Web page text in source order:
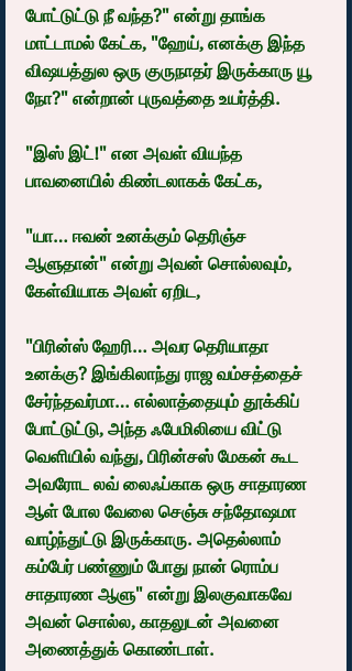
போட்டுட்டு நீ வந்த?" என்று தாங்க
மாட்டாமல் கேட்க, "ஹேய், எனக்கு இந்த
விஷயத்துல ஒரு குருநாதர் இருக்காரு யூ
நோ?" என்றான் புருவத்தை உயர்த்தி.
"இஸ் இட்!" என அவள் வியந்த
பாவனையில் கிண்டலாகக் கேட்க,
"யா… ஈவன் உனக்கும் தெரிஞ்ச
ஆளுதான்" என்று அவன் சொல்லவும்,
கேள்வியாக அவள் ஏறிட,
"பிரின்ஸ் ஹேரி… அவர தெரியாதா
உனக்கு? இங்கிலாந்து ராஜ வம்சத்தைச்
சேர்ந்தவர்மா… எல்லாத்தையும் தூக்கிப்
போட்டுட்டு, அந்த ஃபேமிலியை விட்டு
வெளியில் வந்து, பிரின்சஸ் மேகன் கூட
அவரோட லவ் லைஃப்காக ஒரு சாதாரண
ஆள் போல வேலை செஞ்சு சந்தோஷமா
வாழ்ந்துட்டு இருக்காரு. அதெல்லாம்
கம்பேர் பண்ணும் போது நான் ரொம்ப
சாதாரண ஆளு" என்று இலகுவாகவே
அவன் சொல்ல, காதலுடன் அவனை
அணைத்துக் கொண்டாள்.